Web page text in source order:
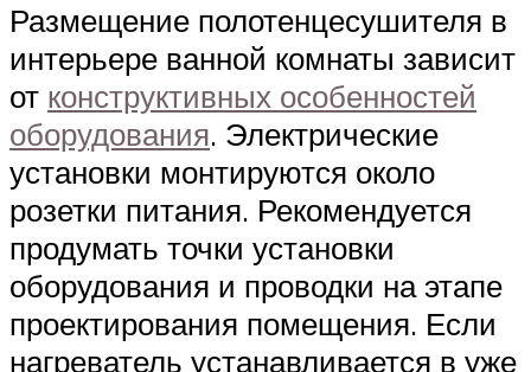
Размещение полотенцесушителя в
интерьере ванной комнаты зависит
от конструктивных особенностей
оборудования. Электрические
установки монтируются около
розетки питания. Рекомендуется
продумать точки установки
оборудования и проводки на этапе
проектирования помещения. Если
нагреватель устанавливается в уже